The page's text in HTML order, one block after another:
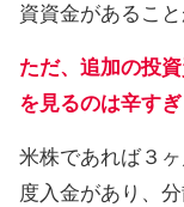
資資金があること
ただ、追加の投
を見るのは辛すぎ
米株であれば３
度入金があり、